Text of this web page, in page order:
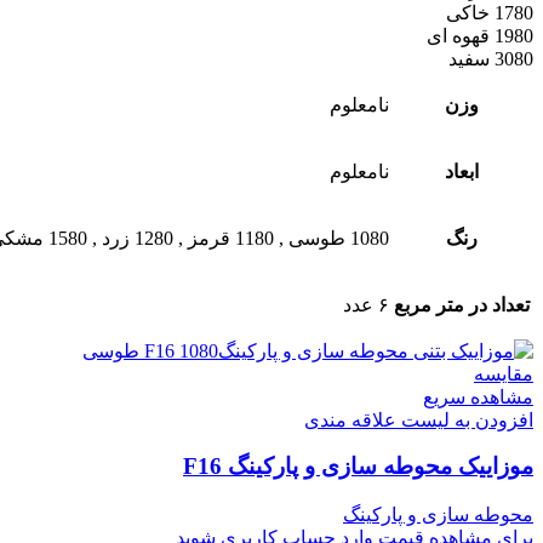
1780 خاکی
1980 قهوه ای
3080 سفید
وزن نامعلوم
ابعاد نامعلوم
رنگ 1080 طوسی , 1180 قرمز , 1280 زرد , 1580 مشکی
تعداد در متر مربع ۶ عدد
مقایسه
مشاهده سریع
افزودن به لیست علاقه مندی
موزاییک محوطه سازی و پارکینگ F16
محوطه سازی و پارکینگ
برای مشاهده قیمت وارد حساب کاربری شوید